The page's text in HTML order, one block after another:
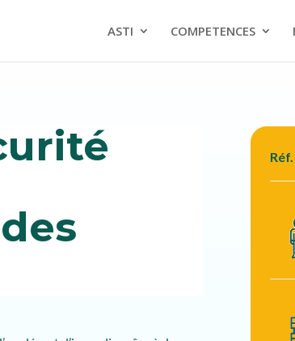
ASTI COMPETENCES